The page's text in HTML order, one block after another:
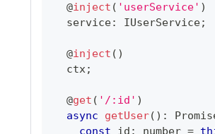
@inject ( 'userService' )
  service
: IUserService;
@inject ( )
  ctx
;
@get ( '/:id' )
async
getUser( ) :